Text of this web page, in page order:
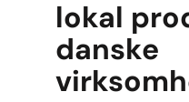
lokal
danske